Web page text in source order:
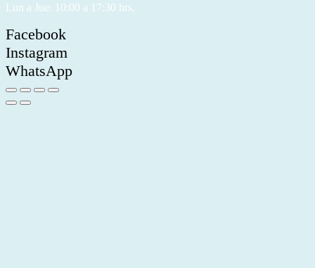
Lun a Jue: 10:00 a 17:30 hrs.
Facebook
Instagram
WhatsApp